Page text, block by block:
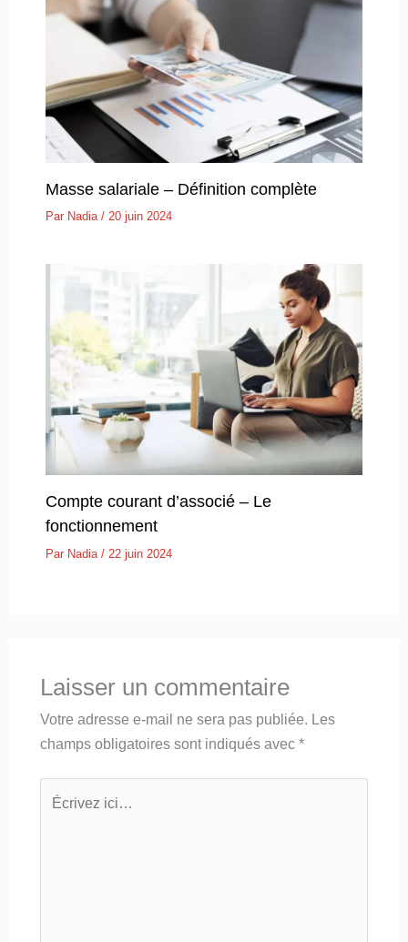
Masse salariale – Définition complète
Par Nadia / 20 juin 2024
Compte courant d’associé – Le
fonctionnement
Par Nadia / 22 juin 2024
Laisser un commentaire
Votre adresse e-mail ne sera pas publiée. Les
champs obligatoires sont indiqués avec *
ici…